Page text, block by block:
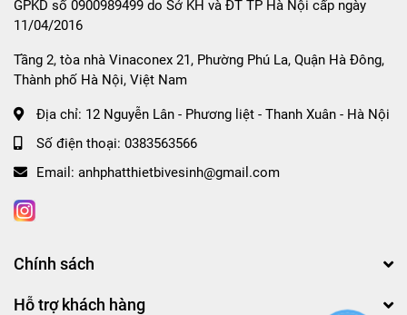
GPKD số 0900989499 do Sở KH và ĐT TP Hà Nội cấp ngày
11/04/2016
Tầng 2, tòa nhà Vinaconex 21, Phường Phú La, Quận Hà Đông,
Thành phố Hà Nội, Việt Nam
Địa chỉ: 12 Nguyễn Lân - Phương liệt - Thanh Xuân - Hà Nội
Số điện thoại: 0383563566
Email: anhphatthietbivesinh@gmail.com
Chính sách
Hỗ trợ khách hàng